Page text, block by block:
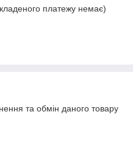
платежу немає)
та обмін даного товару